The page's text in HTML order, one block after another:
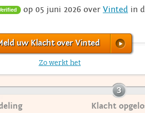
op 05 juni 2026 over Vinted in
uw Klacht over Vinted
Zo werkt het
Klacht